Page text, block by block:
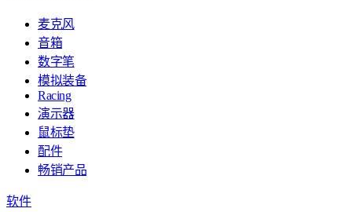
麦克风
音箱
数字笔
模拟装备
Racing
演示器
鼠标垫
配件
畅销产品
软件